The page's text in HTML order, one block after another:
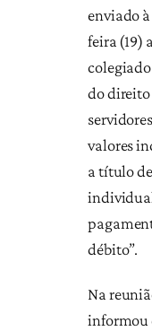
enviado
feira (19)
do direito
valores
a título
débito”.
Na
informou